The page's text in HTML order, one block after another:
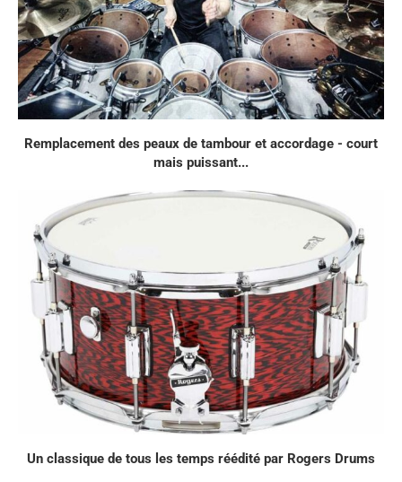
Remplacement des peaux de tambour et accordage - court
mais puissant...
Un classique de tous les temps réédité par Rogers Drums